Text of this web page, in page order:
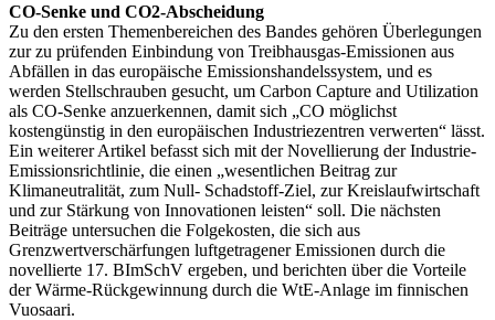
CO-Senke und CO2-Abscheidung
Zu den ersten Themenbereichen des Bandes gehören Überlegungen
zur zu prüfenden Einbindung von Treibhausgas-Emissionen aus
Abfällen in das europäische Emissionshandelssystem, und es
werden Stellschrauben gesucht, um Carbon Capture and Utilization
als CO-Senke anzuerkennen, damit sich „CO möglichst
kostengünstig in den europäischen Industriezentren verwerten“ lässt.
Ein weiterer Artikel befasst sich mit der Novellierung der Industrie-
Emissionsrichtlinie, die einen „wesentlichen Beitrag zur
Klimaneutralität, zum Null- Schadstoff-Ziel, zur Kreislaufwirtschaft
und zur Stärkung von Innovationen leisten“ soll. Die nächsten
Beiträge untersuchen die Folgekosten, die sich aus
Grenzwertverschärfungen luftgetragener Emissionen durch die
novellierte 17. BImSchV ergeben, und berichten über die Vorteile
der Wärme-Rückgewinnung durch die WtE-Anlage im finnischen
Vuosaari.